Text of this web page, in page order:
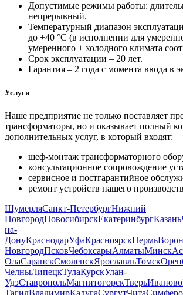
Допустимые режимы работы:
непрерывный.
Температурный диапазон
до +40 °С (в исполнении для
умеренного + холодного климата
Срок эксплуатации – 20 лет.
Гарантия – 2 года с момента ввода в
Услуги
Наше предприятие не только поставляет
трансформаторы, но и оказывает полный
дополнительных услуг, в который входят:
шеф-монтаж трансформаторного
консультационное сопровождение
сервисное и постгарантийное
ремонт устройств нашего
ШумерляСанкт-ПетербургНижний
НовгородНовосибирскЕкатеринбургКазань
на-
ДонуКраснодарУфаКрасноярскПермь
НовгородПсковЧебоксарыАлматыМинск
ОлаСаранскСмоленскЯрославльТомск
ЧелныЛипецкТулаКурскУлан-
УдэСтавропольМагнитогорскТверьИваново
ТагилВладимирКалугаСургутЧита